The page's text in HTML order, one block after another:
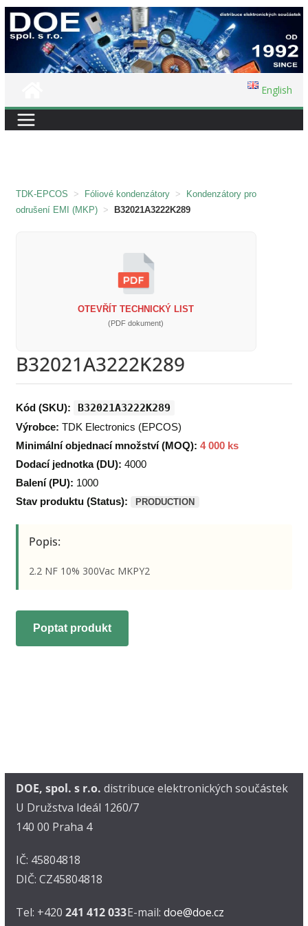
Přeskočit
na
English
TDK-EPCOS > Fóliové kondenzátory >
Kondenzátory pro
odrušení EMI (MKP) > B32021A3222K289
OTEVŘÍT TECHNICKÝ LIST
(PDF dokument)
B32021A3222K289
Kód (SKU): B32021A3222K289
Výrobce: TDK Electronics (EPCOS)
Minimální objednací množství (MOQ): 4 000 ks
Dodací jednotka (DU): 4000
Balení (PU): 1000
Stav produktu (Status):
PRODUCTION
Popis:
2.2 NF 10% 300Vac MKPY2
Poptat produkt
DOE, spol. s r.o. distribuce elektronických součástek
U Družstva Ideál 1260/7
140 00 Praha 4
IČ: 45804818
DIČ: CZ45804818
Tel: +420 241 412 033E-mail: doe@doe.cz